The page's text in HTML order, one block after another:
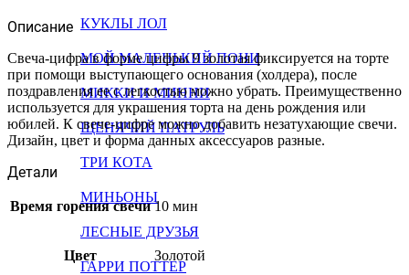
КУКЛЫ ЛОЛ
МОЙ МАЛЕНЬКИЙ ПОНИ
МИККИ И МИННИ
ЩЕНЯЧИЙ ПАТРУЛЬ
ТРИ КОТА
МИНЬОНЫ
ЛЕСНЫЕ ДРУЗЬЯ
ГАРРИ ПОТТЕР
Описание
Свеча-цифра в форме цифры 9 золотая фиксируется на торте
при помощи выступающего основания (холдера), после
поздравления ее с легкостью можно убрать. Преимущественно
используется для украшения торта на день рождения или
юбилей. К свече-цифре можно добавить незатухающие свечи.
Дизайн, цвет и форма данных аксессуаров разные.
Детали
Время горения свечи 10 мин
Цвет Золотой